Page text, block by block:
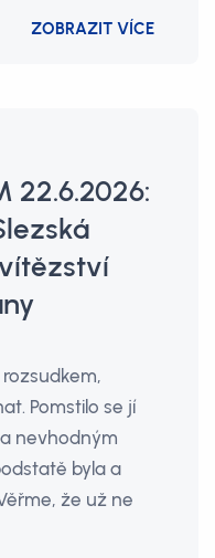
ZOBRAZIT VÍCE
22.6.2026:
vítězství
Pomstilo se jí
nevhodným
byla a
že už ne